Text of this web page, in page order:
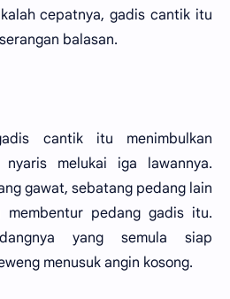
cepatnya, gadis cantik itu
balasan.
cantik itu menimbulkan
melukai iga lawannya.
gawat, sebatang pedang lain
membentur pedang gadis itu.
yang semula siap
menusuk angin kosong.